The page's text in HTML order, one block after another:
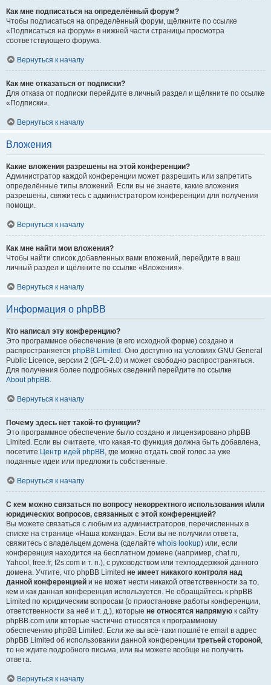
Как мне подписаться на определённый форум?
Чтобы подписаться на определённый форум, щёлкните по ссылке
«Подписаться на форум» в нижней части страницы просмотра
соответствующего форума.
Вернуться к началу
Как мне отказаться от подписки?
Для отказа от подписки перейдите в личный раздел и щёлкните по ссылке
«Подписки».
Вернуться к началу
Вложения
Какие вложения разрешены на этой конференции?
Администратор каждой конференции может разрешить или запретить
определённые типы вложений. Если вы не знаете, какие вложения
разрешены, свяжитесь с администратором конференции для получения
помощи.
Вернуться к началу
Как мне найти мои вложения?
Чтобы найти список добавленных вами вложений, перейдите в ваш
личный раздел и щёлкните по ссылке «Вложения».
Вернуться к началу
Информация о phpBB
Кто написал эту конференцию?
Это программное обеспечение (в его исходной форме) создано и
распространяется phpBB Limited . Оно доступно на условиях GNU General
Public Licence, версии 2 (GPL-2.0) и может свободно распространяться.
Для получения более подробных сведений перейдите по ссылке
About phpBB.
Вернуться к началу
Почему здесь нет такой-то функции?
Это программное обеспечение было создано и лицензировано phpBB
Limited. Если вы считаете, что какая-то функция должна быть добавлена,
посетите Центр идей phpBB, где можно отдать свой голос за уже
поданные идеи или предложить собственные.
Вернуться к началу
С кем можно связаться по вопросу некорректного использования и/или
юридических вопросов, связанных с этой конференцией?
Вы можете связаться с любым из администраторов, перечисленных в
списке на странице «Наша команда». Если вы не получили ответа,
свяжитесь с владельцем домена (сделайте whois lookup) или, если
конференция находится на бесплатном домене (например, chat.ru,
Yahoo!, free.fr, f2s.com и т. п.), с руководством или техподдержкой данного
домена. Учтите, что phpBB Limited не имеет никакого контроля над
данной конференцией и не может нести никакой ответственности за то,
кем и как данная конференция используется. Не обращайтесь к phpBB
Limited по юридическим вопросам (о приостановке работы конференции,
ответственности за неё и т. д.), которые не относятся напрямую к сайту
phpBB.com или которые частично относятся к программному
обеспечению phpBB Limited. Если же вы всё-таки пошлёте email в адрес
phpBB Limited об использовании данной конференции третьей стороной,
то не ждите подробного письма, или вы можете вообще не получить
ответа.
Вернуться к началу